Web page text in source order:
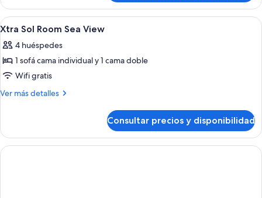
Suite
with
Solarium
Abrir
todas
las
fotos
de
Xtra
Sea
View
Habitación de hotel con cama,
3
Xtra Sol Room Sea View
4 huéspedes
1 sofá cama individual y 1 cama doble
Wifi gratis
Ver más detalles
Más
Sol
Room
Sea
Consultar precios y disponibilidad